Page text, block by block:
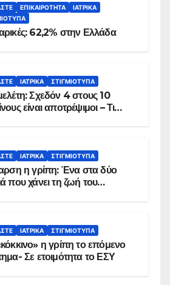
ΕΠΙΚΑΙΡΌΤΗΤΑ
ΙΑΤΡΙΚΆ
62,2% στην Ελλάδα
ΙΑΤΡΙΚΆ ΣΤΙΓΜΙΌΤΥΠΑ
Σχεδόν 4 στους 10
είναι αποτρέψιμοι – Τι
ΙΑΤΡΙΚΆ ΣΤΙΓΜΙΌΤΥΠΑ
η γρίπη: Ένα στα δύο
που χάνει τη ζωή του
ΙΑΤΡΙΚΆ ΣΤΙΓΜΙΌΤΥΠΑ
η γρίπη το επόμενο
Σε ετοιμότητα το ΕΣΥ